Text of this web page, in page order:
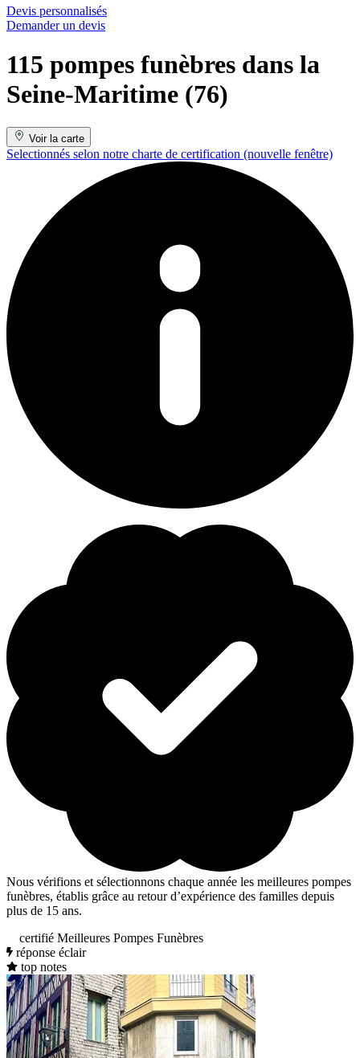
Devis personnalisés
Demander un devis
115 pompes funèbres dans la
Seine-Maritime (76)
Voir la carte
Selectionnés selon notre charte de certification (nouvelle fenêtre)
Nous vérifions et sélectionnons chaque année les meilleures pompes
funèbres, établis grâce au retour d’expérience des familles depuis
plus de 15 ans.
certifié Meilleures Pompes Funèbres
réponse éclair
top notes